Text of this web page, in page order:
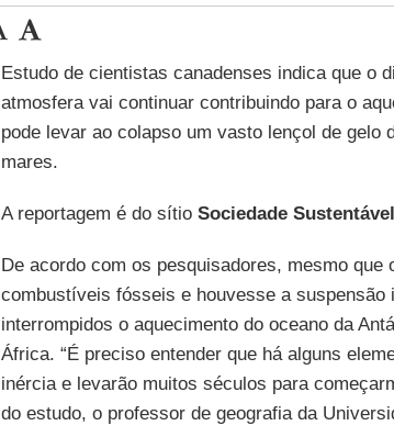
Estudo de cientistas canadenses indica que o
atmosfera vai continuar contribuindo para o
pode levar ao colapso um vasto lençol de gelo
mares.
A reportagem é do sítio Sociedade Sustentável
De acordo com os pesquisadores, mesmo que
combustíveis fósseis e houvesse a suspensão
interrompidos o aquecimento do oceano da
África. “É preciso entender que há alguns
inércia e levarão muitos séculos para
do estudo, o professor de geografia da